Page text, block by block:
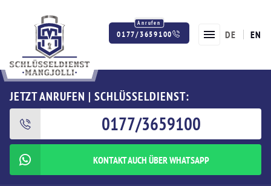
0177/3659100 DE EN
JETZT ANRUFEN | SCHLÜSSELDIENST:
0177/3659100
KONTAKT AUCH ÜBER WHATSAPP